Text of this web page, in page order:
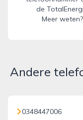
de
Meer
Andere
0348447006